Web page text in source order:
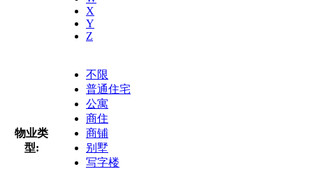
X
Y
Z
物业类
型:
不限
普通住宅
公寓
商住
商铺
别墅
写字楼